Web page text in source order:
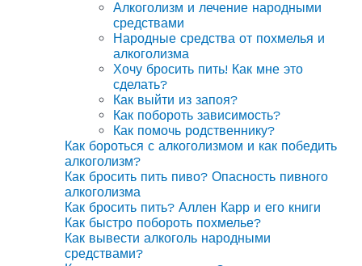
Алкоголизм и лечение народными
средствами
Народные средства от похмелья и
алкоголизма
Хочу бросить пить! Как мне это
сделать?
Как выйти из запоя?
Как побороть зависимость?
Как помочь родственнику?
Как бороться с алкоголизмом и как победить
алкоголизм?
Как бросить пить пиво? Опасность пивного
алкоголизма
Как бросить пить? Аллен Карр и его книги
Как быстро побороть похмелье?
Как вывести алкоголь народными
средствами?